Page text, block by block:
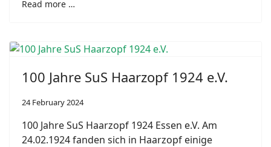
Read more …
100 Jahre SuS Haarzopf 1924 e.V.
24 February 2024
100 Jahre SuS Haarzopf 1924 Essen e.V. Am
24.02.1924 fanden sich in Haarzopf einige